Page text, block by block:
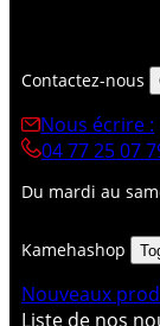
Contactez-nous
Nous écrire :
04 77 25 07
Du mardi au
Kamehashop
Nouveaux
Liste de nos